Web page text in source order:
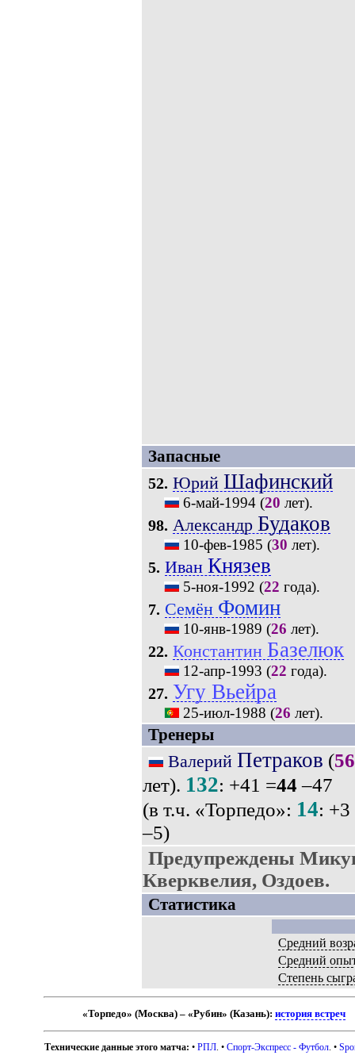
Запасные
52. Юрий Шафинский
6-май-1994(20 лет).
98. Александр Будаков
10-фев-1985 (30 лет).
5. Иван Князев
5-ноя-1992 (22 года).
7. Семён Фомин
10-янв-1989 (26 лет).
22. Константин Базелюк
12-апр-1993 (22 года).
27. Угу Вьейра
25-июл-1988 (26 лет).
Тренеры
Валерий Петраков (56
лет). 132: +41 =44 –47
(в т.ч. «Торпедо»: 14: +3
–5)
Предупреждены
Кверквелия, Оздоев.
Статистика
Средний
Средний
Степень
«Торпедо» (Москва) – «Рубин» (Казань):история встреч
Технические данные этого матча: •РПЛ . •Спорт-Экспресс - Футбол . •